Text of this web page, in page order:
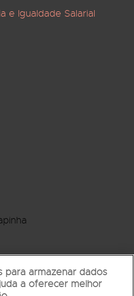
e Igualdade Salarial
Barbalho
para armazenar dados
a oferecer melhor